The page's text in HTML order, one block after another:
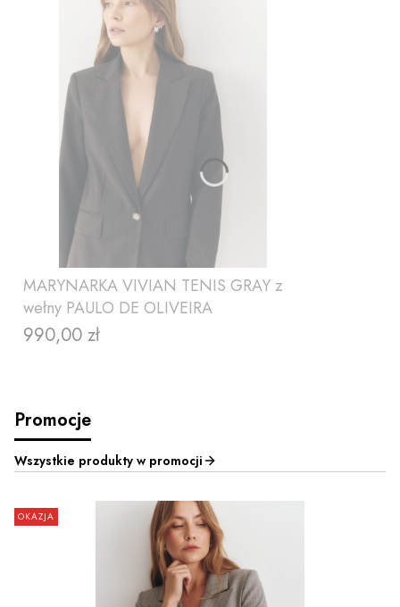
MARYNARKA VIVIAN TENIS GRAY z
wełny PAULO DE OLIVEIRA
Cena
990,00 zł
ZOBACZ PRODUKT
Promocje
Wszystkie produkty w promocji
OKAZJA